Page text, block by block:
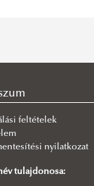
feltételek
nyilatkozat
tulajdonosa: